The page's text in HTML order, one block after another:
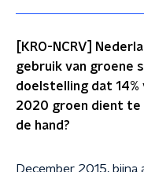
[KRO-NCRV]
gebruik van groene
doelstelling dat 14%
2020 groen dient te
de hand?
December 2015,